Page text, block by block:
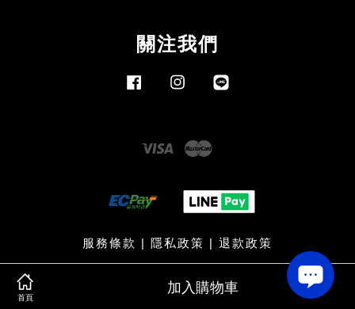
首頁
加入購物車
關注我們
FacebookInstagram
Visa
服務條款 | 隱私政策 | 退款政策